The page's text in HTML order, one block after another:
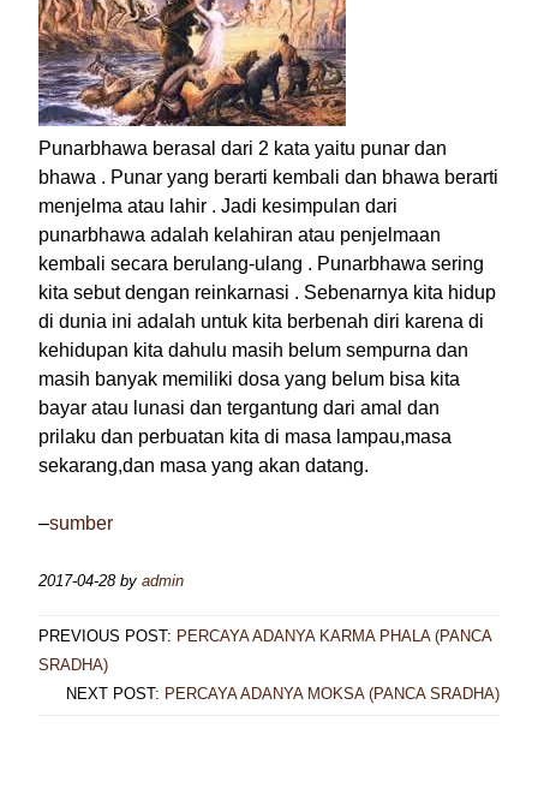
Punarbhawa berasal dari 2 kata yaitu punar dan
bhawa . Punar yang berarti kembali dan bhawa berarti
menjelma atau lahir . Jadi kesimpulan dari
punarbhawa adalah kelahiran atau penjelmaan
kembali secara berulang-ulang . Punarbhawa sering
kita sebut dengan reinkarnasi . Sebenarnya kita hidup
di dunia ini adalah untuk kita berbenah diri karena di
kehidupan kita dahulu masih belum sempurna dan
masih banyak memiliki dosa yang belum bisa kita
bayar atau lunasi dan tergantung dari amal dan
prilaku dan perbuatan kita di masa lampau,masa
sekarang,dan masa yang akan datang.
–sumber
2017-04-28by admin
PREVIOUS POST: PERCAYA ADANYA KARMA PHALA (PANCA
SRADHA)
NEXT POST: PERCAYA ADANYA MOKSA (PANCA SRADHA)